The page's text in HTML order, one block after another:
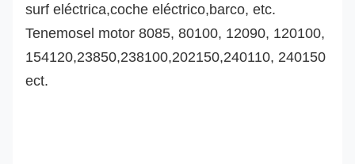
surf eléctrica,coche eléctrico,barco, etc.
Tenemosel motor 8085, 80100, 12090, 120100,
154120,23850,238100,202150,240110, 240150
ect.